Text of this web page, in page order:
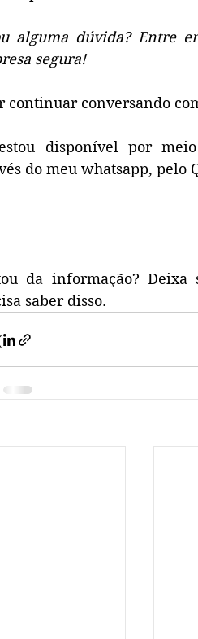
alguma dúvida? Entre
segura!
continuar conversando
disponível por
do meu whatsapp, pelo
da informação?
saber disso.